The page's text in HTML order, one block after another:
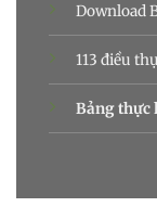
Download
113 điều
Bảng thực